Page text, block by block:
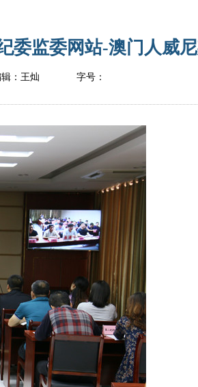
委监委网站-澳门人威
： 王灿 字号：